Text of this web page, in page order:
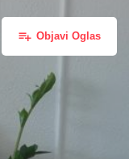
Objavi Oglas